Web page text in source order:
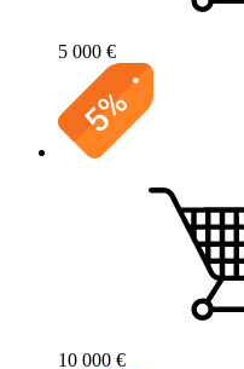
5 000 €
10 000 €